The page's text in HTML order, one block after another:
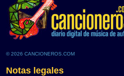
© 2026 CANCIONEROS.COM
Notas legales